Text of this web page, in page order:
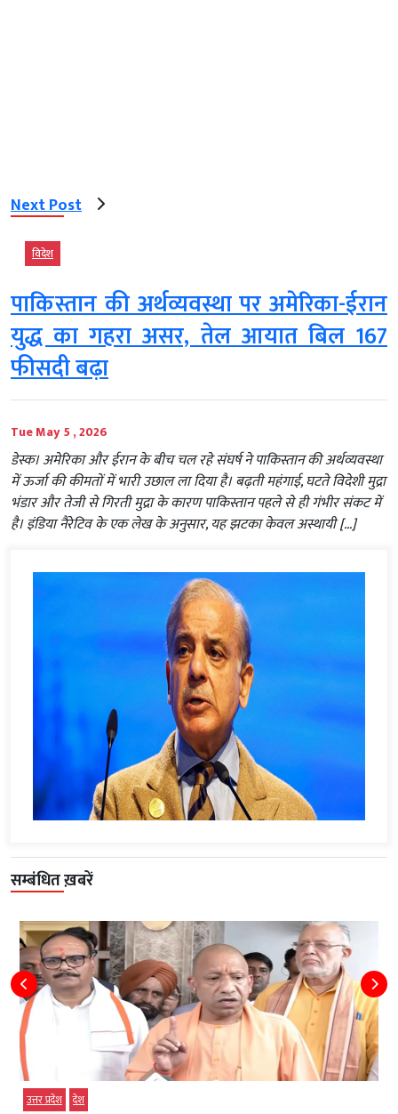
Next Post
विदेश
पाकिस्तान की अर्थव्यवस्था पर अमेरिका-ईरान
युद्ध का गहरा असर, तेल आयात बिल 167
फीसदी बढ़ा
Tue May 5 , 2026
डेस्क। अमेरिका और ईरान के बीच चल रहे संघर्ष ने पाकिस्तान की अर्थव्यवस्था
में ऊर्जा की कीमतों में भारी उछाल ला दिया है। बढ़ती महंगाई, घटते विदेशी मुद्रा
भंडार और तेजी से गिरती मुद्रा के कारण पाकिस्तान पहले से ही गंभीर संकट में
है। इंडिया नैरेटिव के एक लेख के अनुसार, यह झटका केवल अस्थायी […]
सम्बंधित ख़बरें
उत्तर प्रदेश देश